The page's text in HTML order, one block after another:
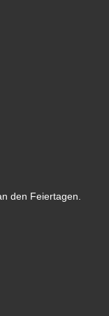
den Feiertagen.